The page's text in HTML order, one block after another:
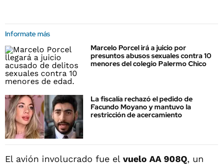
Informate más
Marcelo Porcel irá a juicio por
presuntos abusos sexuales contra 10
menores del colegio Palermo Chico
La fiscalía rechazó el pedido de
Facundo Moyano y mantuvo la
restricción de acercamiento
El avión involucrado fue el vuelo AA 908Q, un